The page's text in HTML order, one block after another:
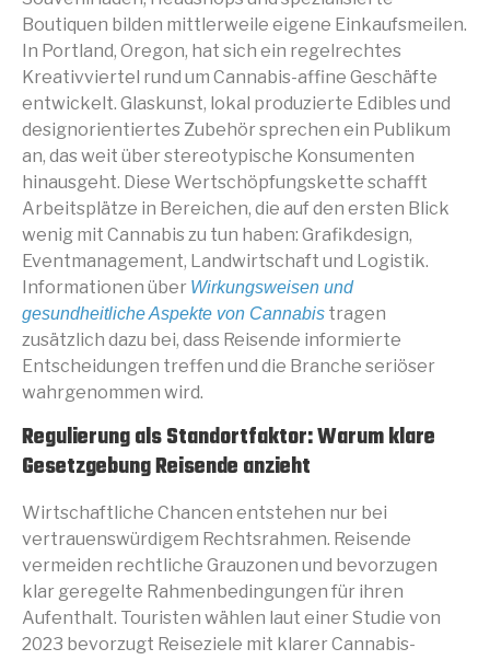
Boutiquen bilden mittlerweile eigene Einkaufsmeilen.
In Portland, Oregon, hat sich ein regelrechtes
Kreativviertel rund um Cannabis-affine Geschäfte
entwickelt. Glaskunst, lokal produzierte Edibles und
designorientiertes Zubehör sprechen ein Publikum
an, das weit über stereotypische Konsumenten
hinausgeht. Diese Wertschöpfungskette schafft
Arbeitsplätze in Bereichen, die auf den ersten Blick
wenig mit Cannabis zu tun haben: Grafikdesign,
Eventmanagement, Landwirtschaft und Logistik.
Informationen über Wirkungsweisen und
gesundheitliche Aspekte von Cannabis tragen
zusätzlich dazu bei, dass Reisende informierte
Entscheidungen treffen und die Branche seriöser
wahrgenommen wird.
Regulierung als Standortfaktor: Warum klare
Gesetzgebung Reisende anzieht
Wirtschaftliche Chancen entstehen nur bei
vertrauenswürdigem Rechtsrahmen. Reisende
vermeiden rechtliche Grauzonen und bevorzugen
klar geregelte Rahmenbedingungen für ihren
Aufenthalt. Touristen wählen laut einer Studie von
2023 bevorzugt Reiseziele mit klarer Cannabis-